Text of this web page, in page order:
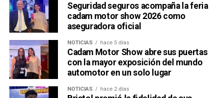
Seguridad seguros acompaña la feria
cadam motor show 2026 como
aseguradora oficial
NOTICIAS hace 5 días
Cadam Motor Show abre sus puertas
con la mayor exposición del mundo
automotor en un solo lugar
NOTICIAS hace 2 días